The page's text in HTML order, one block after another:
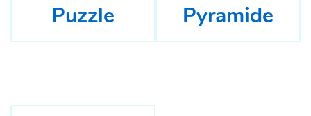
Puzzle Pyramide